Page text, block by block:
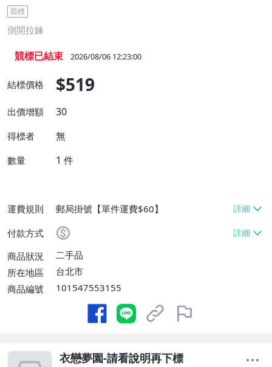
競標
側開拉鍊
競標已結束 2026/08/06 12:23:00
結標價格 $519
出價增額 30
得標者 無
數量 1 件
運費規則
郵局掛號【單件運費$60】
付款方式
商品狀況
二手品
所在地區
台北市
商品編號
101547553155
衣戀夢園-請看說明再下標